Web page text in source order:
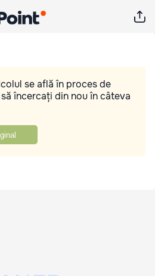
se află în proces de
încercați din nou în câteva